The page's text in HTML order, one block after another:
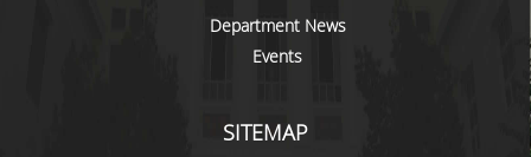
Department News
Events
SITEMAP